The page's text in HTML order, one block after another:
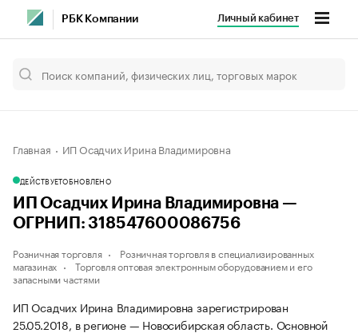
РБК Компании Личный кабинет
Главная ИП Осадчих Ирина Владимировна
ДЕЙСТВУЕТОБНОВЛЕНО
ИП Осадчих Ирина Владимировна —
ОГРНИП: 318547600086756
Розничная торговля
Розничная торговля в специализированных
магазинах
Торговля оптовая электронным оборудованием и его
запасными частями
ИП Осадчих Ирина Владимировна зарегистрирован
25.05.2018, в регионе — Новосибирская область. Основной